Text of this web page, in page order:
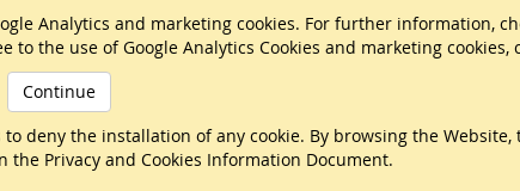
Analytics and marketing cookies. For further information,
the use of Google Analytics Cookies and marketing cookies,
Continue
deny the installation of any cookie. By browsing the
the Privacy and Cookies Information Document.